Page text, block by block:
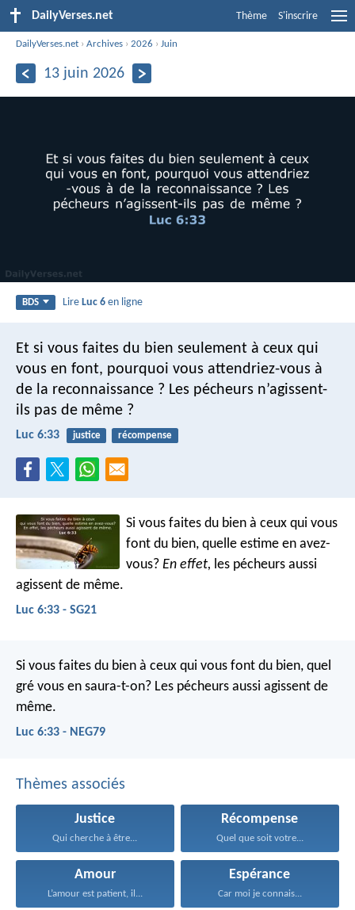
DailyVerses.net Thème S'inscrire
DailyVerses.net ›Archives ›2026 ›Juin
13 juin 2026
BDS LireLuc 6 en ligne
Et si vous faites du bien seulement à ceux qui
vous en font, pourquoi vous attendriez-vous à
de la reconnaissance ? Les pécheurs n’agissent-
ils pas de même ?
Luc 6:33 justice récompense
Si vous faites du bien à ceux qui vous
font du bien, quelle estime en avez-
vous?En effet, les pécheurs aussi
agissent de même.
Luc 6:33 - SG21
Si vous faites du bien à ceux qui vous font du bien, quel
gré vous en saura-t-on? Les pécheurs aussi agissent de
même.
Luc 6:33 - NEG79
Thèmes associés
Justice
Qui cherche à être...
Récompense
Quel que soit votre...
Amour
L’amour est patient, il...
Espérance
Car moi je connais...